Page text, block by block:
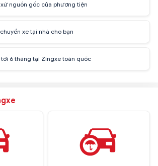
nguồn gốc của phương tiện
xe tại nhà cho bạn
tới 6 tháng tại Zingxe toàn quốc